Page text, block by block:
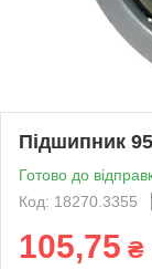
Підшипник
Готово до
Код: 18270.3355
105,75 ₴